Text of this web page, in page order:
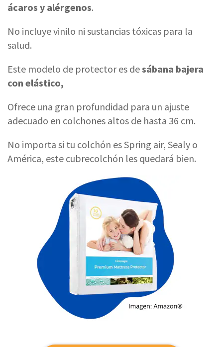
ácaros y alérgenos.
No incluye vinilo ni sustancias tóxicas para la
salud.
Este modelo de protector es desábana bajera
con elástico,
Ofrece una gran profundidad para un ajuste
adecuado en colchones altos de hasta 36 cm.
No importa si tu colchón es Spring air, Sealy o
América, este cubrecolchón les quedará bien.